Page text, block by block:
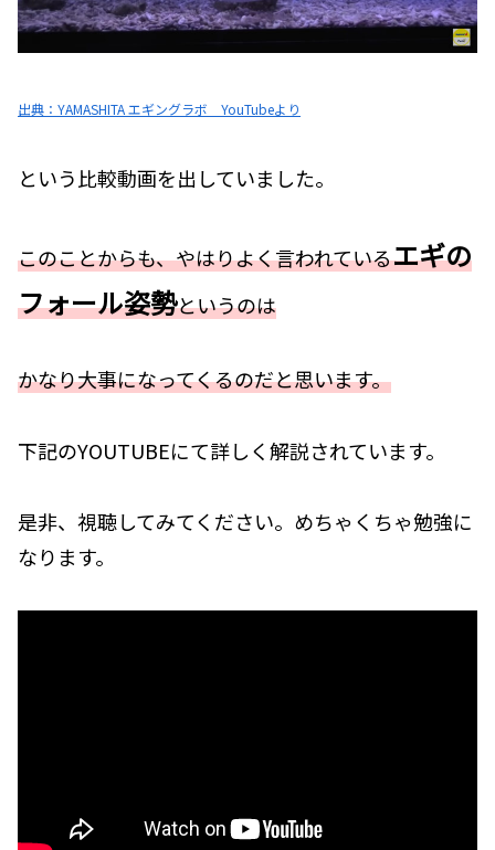
出典：YAMASHITA エギングラボ YouTubeより
という比較動画を出していました。
このことからも、やはりよく言われているエギの
フォール姿勢というのは
かなり大事になってくるのだと思います。
下記のYOUTUBEにて詳しく解説されています。
是非、視聴してみてください。めちゃくちゃ勉強に
なります。